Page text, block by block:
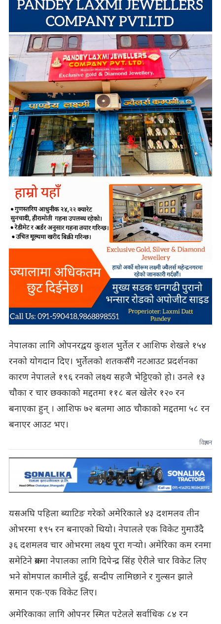
नेपालका लागि ओपनरद्वय कुशल भुर्तेल र आशिफ शेखले १५४
रनको योगदान दिए। भुर्तेलको शतकसँगै नटआउट प्रदर्शनका
कारण नेपालले १९६ रनको लक्ष्य सहजै भेट्टिएको हो। उनले १३
चौका र चार छक्काको मद्दतमा ११८ बल खेलेर १२० रन
बनाएका हुन् । आशिफ ७२ बलमा आठ चौकाको मद्दतमा ५८ रन
बनाएर आउट भए।
विज्ञापन
यसअघि पहिला ब्याटिङ गरेको अमेरिकाले ४३ दशमलव तीन
ओभरमा १९५ रन बनाएको थियो। नेपालले एक विकेट गुमाउँदै
३६ दशमलव चार ओभरमा लक्ष्य पूरा गर्‍यो। अमेरिका कम रनमा
समेटिने क्रममा नेपालका लागि दिपेन्द्र सिंह ऐरीले चार विकेट लिए
भने सोमपाल कामीले दुई, सन्दीप लामिछाने र गुल्सन झाले
समान एक-एक विकेट लिए।
अमेरिकाका लागि ओपनर स्मित पटेलले सर्वाधिक ८४ रन